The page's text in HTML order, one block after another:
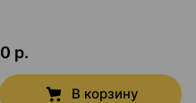
р.
В корзину